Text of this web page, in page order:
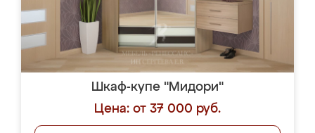
Шкаф-купе "Мидори"
Цена: от 37 000 руб.